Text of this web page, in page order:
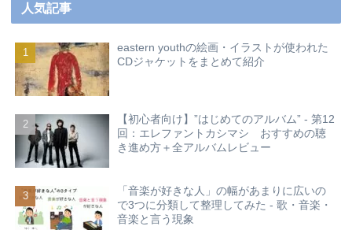
人気記事
eastern youthの絵画・イラストが使われた
CDジャケットをまとめて紹介
【初心者向け】”はじめてのアルバム” - 第12
回：エレファントカシマシ おすすめの聴
き進め方＋全アルバムレビュー
「音楽が好きな人」の幅があまりに広いの
で3つに分類して整理してみた - 歌・音楽・
音楽と言う現象